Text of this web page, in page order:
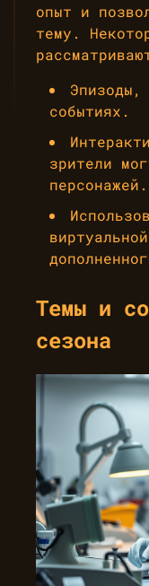
опыт и
тему.
Эпизоды,
событиях.
зрители
персонажей.
Темы и
сезона